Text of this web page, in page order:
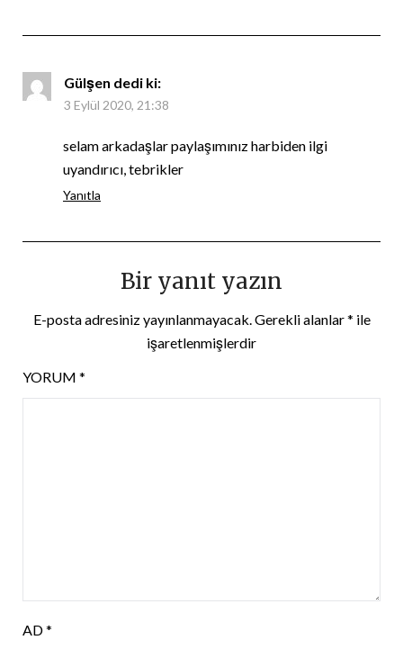
Gülşen dedi ki:
3 Eylül 2020, 21:38
selam arkadaşlar paylaşımınız harbiden ilgi
uyandırıcı, tebrikler
Yanıtla
Bir yanıt yazın
E-posta adresiniz yayınlanmayacak.Gerekli alanlar* ile
işaretlenmişlerdir
YORUM *
AD*